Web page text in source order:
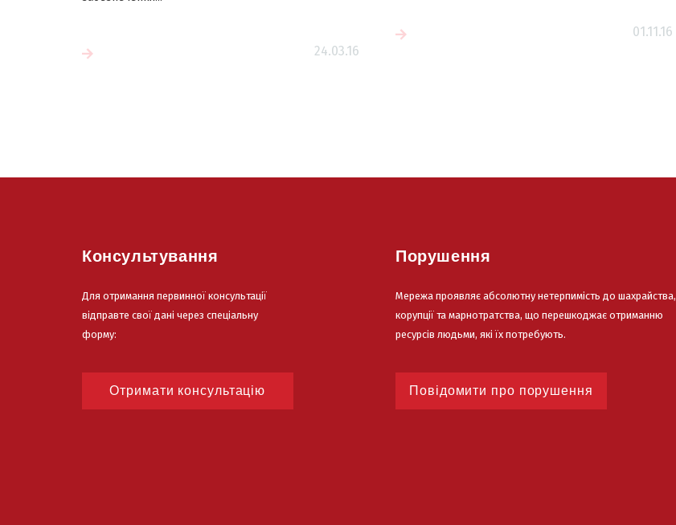
24.03.16
01.11.16
Читати більше
Консультування
Для отримання первинної консультації
відправте свої дані через спеціальну
форму:
Отримати консультацію
Порушення
Мережа проявляє абсолютну нетерпимість до шахрайства,
корупції та марнотратства, що перешкоджає отриманню
ресурсів людьми, які їх потребують.
Повідомити про порушення